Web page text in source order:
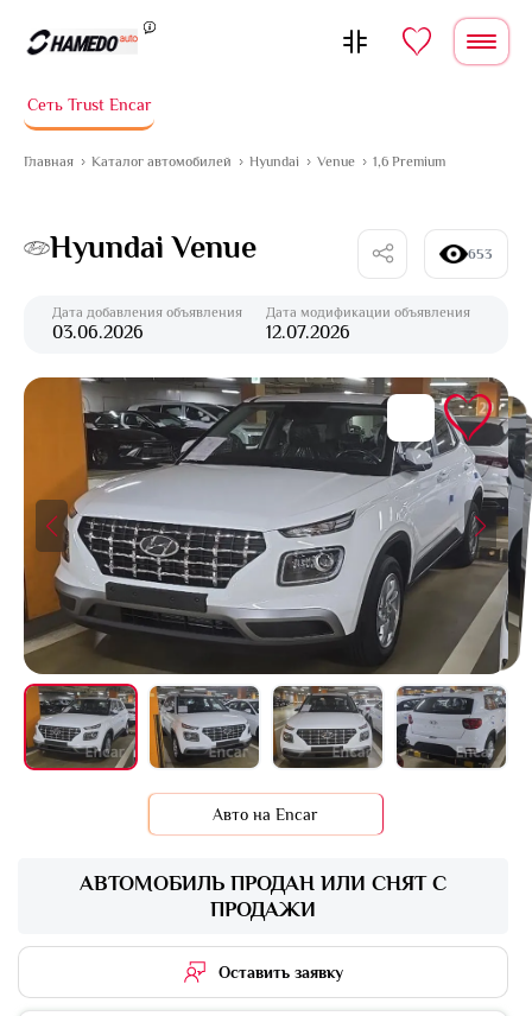
Сеть Trust Encar
Главная Каталог автомобилей Hyundai Venue 1,6 Premium
Hyundai Venue 653
Дата добавления объявления
03.06.2026
Дата модификации объявления
12.07.2026
АВТОМОБИЛЬ ПРОДАН ИЛИ СНЯТ С
ПРОДАЖИ
Оставить заявку
Авто на Encar